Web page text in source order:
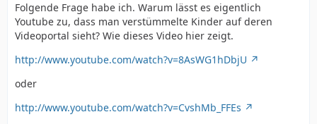
Folgende Frage habe ich. Warum lässt es eigentlich
Youtube zu, dass man verstümmelte Kinder auf deren
Videoportal sieht? Wie dieses Video hier zeigt.
http://www.youtube.com/watch?v=8AsWG1hDbjU
oder
http://www.youtube.com/watch?v=CvshMb_FFEs